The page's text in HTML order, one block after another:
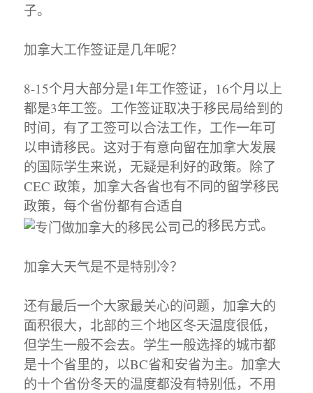
子。
加拿大工作签证是几年呢？
8-15个月大部分是1年工作签证，16个月以上
都是3年工签。工作签证取决于移民局给到的
时间，有了工签可以合法工作，工作一年可
以申请移民。这对于有意向留在加拿大发展
的国际学生来说，无疑是利好的政策。除了
CEC 政策，加拿大各省也有不同的留学移民
政策，每个省份都有合适自
己的移民方式。
加拿大天气是不是特别冷？
还有最后一个大家最关心的问题，加拿大的
面积很大，北部的三个地区冬天温度很低，
但学生一般不会去。学生一般选择的城市都
是十个省里的，以BC省和安省为主。加拿大
的十个省份冬天的温度都没有特别低，不用